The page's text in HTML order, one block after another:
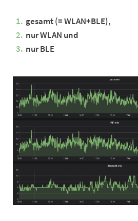
gesamt (= WLAN+BLE),
nur WLAN und
nur BLE